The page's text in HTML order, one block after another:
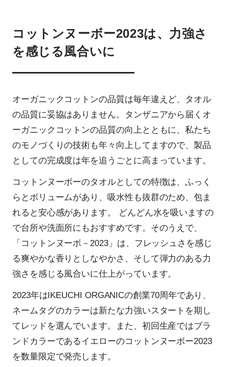
コットンヌーボー2023は、力強さ
を感じる風合いに
オーガニックコットンの品質は毎年違えど、タオル
の品質に妥協はありません。タンザニアから届くオ
ーガニックコットンの品質の向上とともに、私たち
のモノづくりの技術も年々向上してますので、製品
としての完成度は年を追うごとに高まっています。
コットンヌーボーのタオルとしての特徴は、ふっく
らとボリュームがあり、吸水性も抜群のため、包ま
れると安心感があります。 どんどん水を吸いますの
で台所や洗面所にもおすすめです。そのうえで、
「コットンヌーボ－2023」は、フレッシュさを感じ
る爽やかな香りとしなやかさ、そして弾力のある力
強さを感じる風合いに仕上がっています。
2023年はIKEUCHI ORGANICの創業70周年であり、
ネームタグのカラーは新たな力強いスタートを期し
てレッドを選んでいます。また、初回生産ではブラ
ンドカラーであるイエローのコットンヌーボー2023
を数量限定で発売します。